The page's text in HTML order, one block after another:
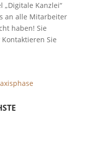
„Digitale Kanzlei“
an alle Mitarbeiter
haben! Sie
Sie